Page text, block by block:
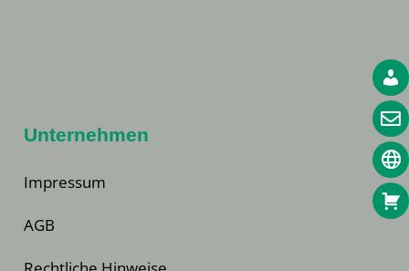
Unternehmen
Impressum
AGB